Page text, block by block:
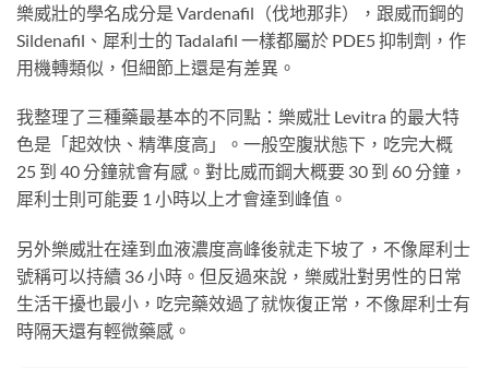
樂威壯的學名成分是 Vardenafil（伐地那非），跟威而鋼的
Sildenafil、犀利士的 Tadalafil 一樣都屬於 PDE5 抑制劑，作
用機轉類似，但細節上還是有差異。
我整理了三種藥最基本的不同點：樂威壯 Levitra 的最大特
色是「起效快、精準度高」。一般空腹狀態下，吃完大概
25 到 40 分鐘就會有感。對比威而鋼大概要 30 到 60 分鐘，
犀利士則可能要 1 小時以上才會達到峰值。
另外樂威壯在達到血液濃度高峰後就走下坡了，不像犀利士
號稱可以持續 36 小時。但反過來說，樂威壯對男性的日常
生活干擾也最小，吃完藥效過了就恢復正常，不像犀利士有
時隔天還有輕微藥感。